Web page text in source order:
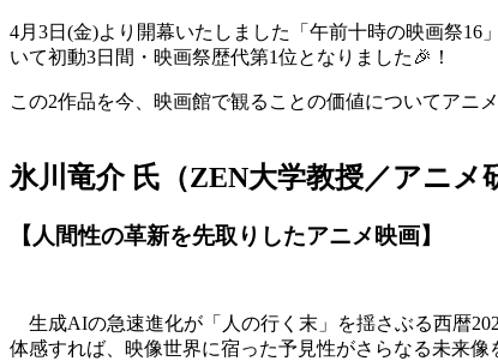
4月3日(金)より開幕いたしました「午前十時の映画祭
いて初動3日間・映画祭歴代第1位となりました🎉！
この2作品を今、映画館で観ることの価値についてアニ
氷川竜介 氏（ZEN大学教授／アニメ
【人間性の革新を先取りしたアニメ映画】
生成AIの急速進化が「人の行く末」を揺さぶる西暦
体感すれば、映像世界に宿った予見性がさらなる未来像